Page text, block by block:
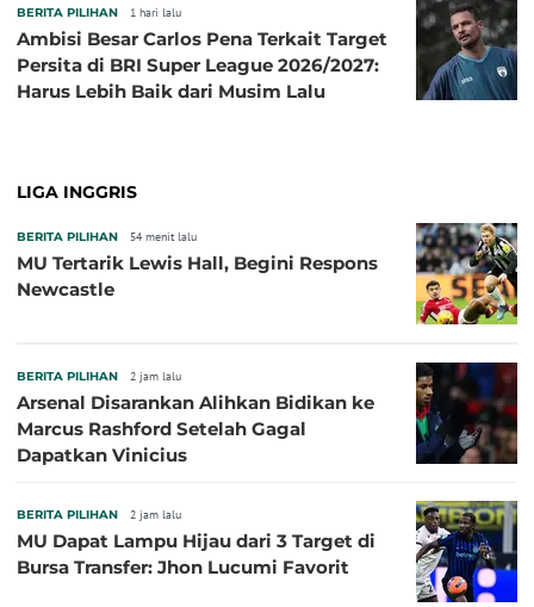
BERITA PILIHAN 1 hari lalu
Ambisi Besar Carlos Pena Terkait Target
Persita di BRI Super League 2026/2027:
Harus Lebih Baik dari Musim Lalu
LIGA INGGRIS
BERITA PILIHAN 54 menit lalu
MU Tertarik Lewis Hall, Begini Respons
Newcastle
BERITA PILIHAN 2 jam lalu
Arsenal Disarankan Alihkan Bidikan ke
Marcus Rashford Setelah Gagal
Dapatkan Vinicius
BERITA PILIHAN 2 jam lalu
MU Dapat Lampu Hijau dari 3 Target di
Bursa Transfer: Jhon Lucumi Favorit